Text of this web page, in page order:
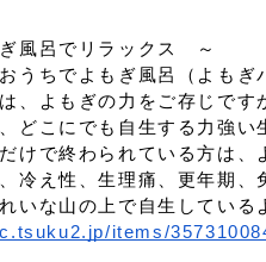
風呂でリラックス ～
おうちでよもぎ風呂（よもぎ
、よもぎの力をご存じです
どこにでも自生する力強い
けで終わられている方は、
冷え性、生理痛、更年期、
いな山の上で自生している
items/